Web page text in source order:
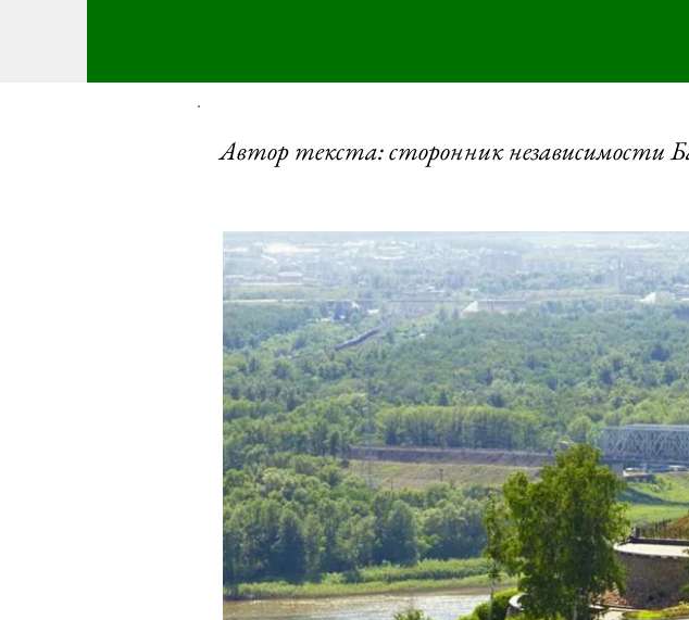
Автор текста: сторонник независимости